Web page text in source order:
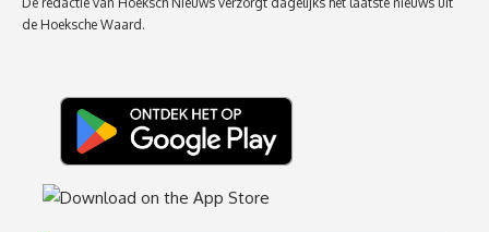
de Hoeksche Waard.